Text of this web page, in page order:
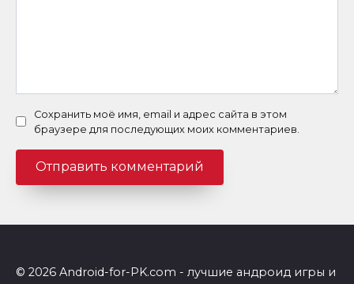
Сохранить моё имя, email и адрес сайта в этом
браузере для последующих моих комментариев.
© 2026 Android-for-PK.com - лучшие андроид игры и